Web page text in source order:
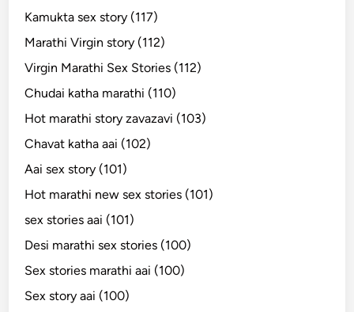
Kamukta sex story (117)
Marathi Virgin story (112)
Virgin Marathi Sex Stories (112)
Chudai katha marathi (110)
Hot marathi story zavazavi (103)
Chavat katha aai (102)
Aai sex story (101)
Hot marathi new sex stories (101)
sex stories aai (101)
Desi marathi sex stories (100)
Sex stories marathi aai (100)
Sex story aai (100)